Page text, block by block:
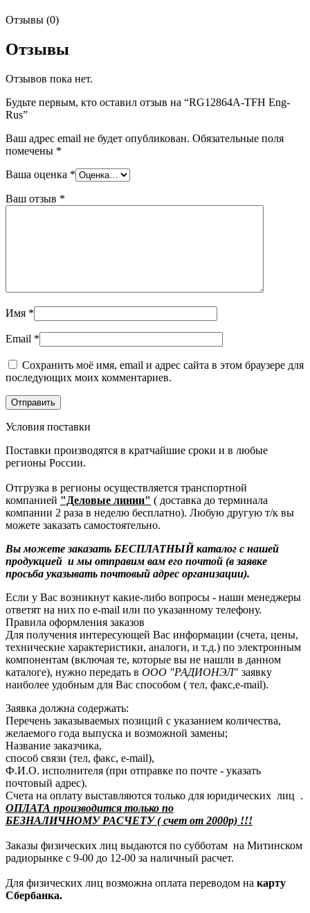
Отзывы (0)
Отзывы
Отзывов пока нет.
Будьте первым, кто оставил отзыв на “RG12864A-TFH Eng-
Rus”
Ваш адрес email не будет опубликован. Обязательные поля
помечены *
Ваша оценка *
Ваш отзыв *
Имя *
Email *
Сохранить моё имя, email и адрес сайта в этом браузере для
последующих моих комментариев.
Условия поставки
Поставки производятся в кратчайшие сроки и в любые
регионы России.
Отгрузка в регионы осуществляется транспортной
компанией "Деловые линии" ( доставка до терминала
компании 2 раза в неделю бесплатно). Любую другую т/к вы
можете заказать самостоятельно.
Вы можете заказать БЕСПЛАТНЫЙ каталог с нашей
продукцией и мы отправим вам его почтой (в заявке
просьба указывать почтовый адрес организации).
Если у Вас возникнут какие-либо вопросы - наши менеджеры
ответят на них по e-mail или по указанному телефону.
Правила оформления заказов
Для получения интересующей Вас информации (счета, цены,
технические характеристики, аналоги, и т.д.) по электронным
компонентам (включая те, которые вы не нашли в данном
каталоге), нужно передать в ООО "РАДИОНЭЛ" заявку
наиболее удобным для Вас способом ( тел, факс,e-mail).
Заявка должна содержать:
Перечень заказываемых позиций с указанием количества,
желаемого года выпуска и возможной замены;
Название заказчика,
способ связи (тел, факс, e-mail),
Ф.И.О. исполнителя (при отправке по почте - указать
почтовый адрес).
Счета на оплату выставляются только для юридических лиц .
ОПЛАТА производится только по
БЕЗНАЛИЧНОМУ РАСЧЕТУ ( счет от 2000р) !!!
Заказы физических лиц выдаются по субботам на Митинском
радиорынке с 9-00 до 12-00 за наличный расчет.
Для физических лиц возможна оплата переводом на карту
Сбербанка.